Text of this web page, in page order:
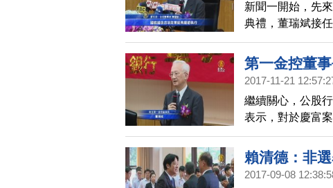
新聞一開始，先
典禮，董瑞斌接
善後，會誠懇面
國艦國造政策。
第一金控董
2017-11-21
繼續關心，公股
表示，對於慶富
賴清德：非
2017-09-08